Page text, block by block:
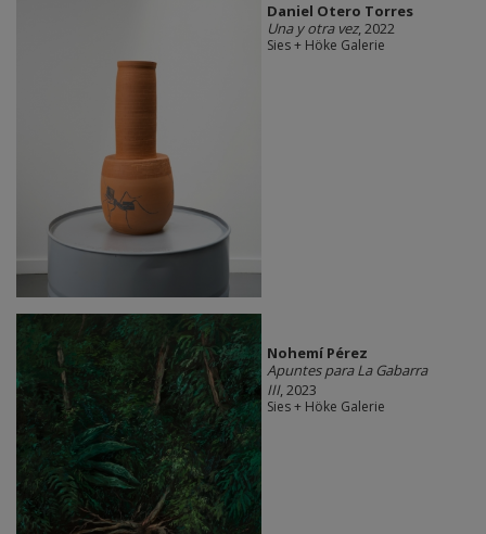
Daniel Otero Torres
Una y otra vez, 2022
Sies + Höke Galerie
Nohemí Pérez
Apuntes para La Gabarra
III, 2023
Sies + Höke Galerie